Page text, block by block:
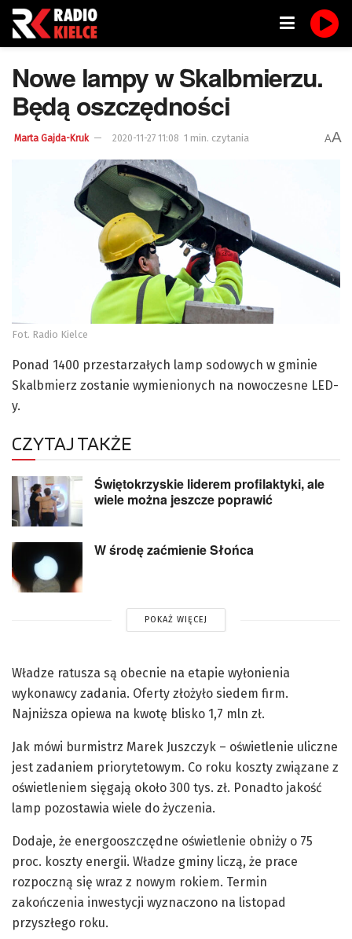
Nowe lampy w Skalbmierzu.
Będą oszczędności
Marta Gajda-Kruk 2020-11-27 11:08 1 min. czytania AA
Fot. Radio Kielce
Ponad 1400 przestarzałych lamp sodowych w gminie
Skalbmierz zostanie wymienionych na nowoczesne LED-
y.
CZYTAJ TAKŻE
Świętokrzyskie liderem profilaktyki, ale
wiele można jeszcze poprawić
W środę zaćmienie Słońca
POKAŻ WIĘCEJ
Władze ratusza są obecnie na etapie wyłonienia
wykonawcy zadania. Oferty złożyło siedem firm.
Najniższa opiewa na kwotę blisko 1,7 mln zł.
Jak mówi burmistrz Marek Juszczyk – oświetlenie uliczne
jest zadaniem priorytetowym. Co roku koszty związane z
oświetleniem sięgają około 300 tys. zł. Ponadto jakość
lamp pozostawia wiele do życzenia.
Dodaje, że energooszczędne oświetlenie obniży o 75
proc. koszty energii. Władze gminy liczą, że prace
rozpoczną się wraz z nowym rokiem. Termin
zakończenia inwestycji wyznaczono na listopad
przyszłego roku.